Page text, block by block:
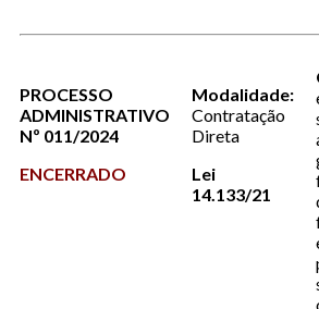
PROCESSO
ADMINISTRATIVO
Nº 011/2024
ENCERRADO
Modalidade:
Contratação
Direta
Lei
14.133/21